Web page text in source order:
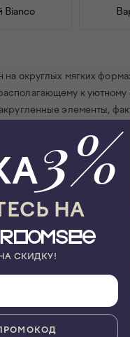
Bianco
округлых мягких
к
элементы,
Высокие спинки,
уединения.
Lucca можно стильно
галерею, салон,
коллекции гармонично
направлений.
45мм.
3%
НА
СКИДКУ!